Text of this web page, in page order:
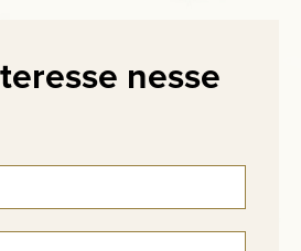
nesse